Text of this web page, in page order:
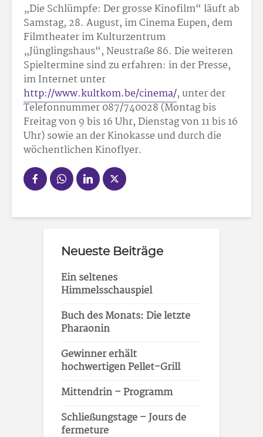
„Die Schlümpfe: Der grosse Kinofilm“ läuft ab
Samstag, 28. August, im Cinema Eupen, dem
Filmtheater im Kulturzentrum
„Jünglingshaus“, Neustraße 86. Die weiteren
Spieltermine sind zu erfahren: in der Presse,
im Internet unter
http://www.kultkom.be/cinema/, unter der
Telefonnummer 087/740028 (Montag bis
Freitag von 9 bis 16 Uhr, Dienstag von 11 bis 16
Uhr) sowie an der Kinokasse und durch die
wöchentlichen Kinoflyer.
Neueste Beiträge
Ein seltenes
Himmelsschauspiel
Buch des Monats: Die letzte
Pharaonin
Gewinner erhält
hochwertigen Pellet-Grill
Mittendrin – Programm
Schließungstage – Jours de
fermeture